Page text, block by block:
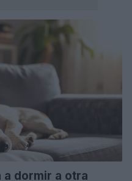
a dormir a otra